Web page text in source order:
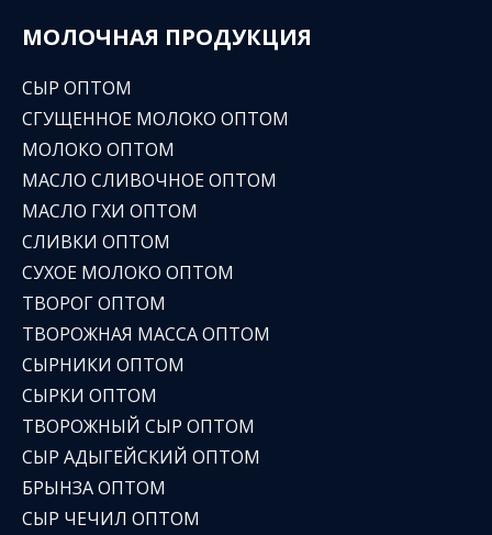
МОЛОЧНАЯ ПРОДУКЦИЯ
СЫР ОПТОМ
СГУЩЕННОЕ МОЛОКО ОПТОМ
МОЛОКО ОПТОМ
МАСЛО СЛИВОЧНОЕ ОПТОМ
МАСЛО ГХИ ОПТОМ
СЛИВКИ ОПТОМ
СУХОЕ МОЛОКО ОПТОМ
ТВОРОГ ОПТОМ
ТВОРОЖНАЯ МАССА ОПТОМ
СЫРНИКИ ОПТОМ
СЫРКИ ОПТОМ
ТВОРОЖНЫЙ СЫР ОПТОМ
СЫР АДЫГЕЙСКИЙ ОПТОМ
БРЫНЗА ОПТОМ
СЫР ЧЕЧИЛ ОПТОМ